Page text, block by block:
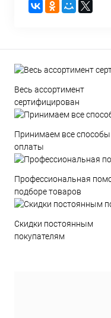
Весь ассортимент
сертифицирован
Принимаем все способы
оплаты
Профессиональная
подборе товаров
Скидки постоянным
покупателям